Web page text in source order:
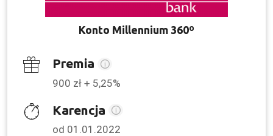
Konto Millennium 360º
Premia
900 zł + 5,25%
Karencja
od 01.01.2022